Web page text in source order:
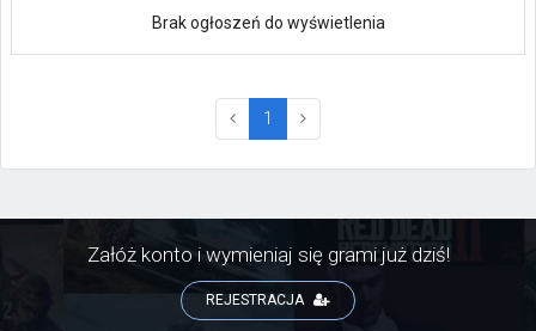
Brak ogłoszeń do wyświetlenia
1 (current)
Załóż konto i wymieniaj się grami już dziś!
REJESTRACJA